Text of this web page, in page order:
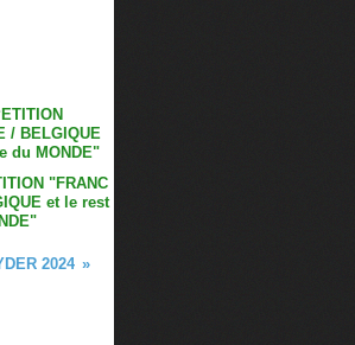
"FRANC
et le rest
2024